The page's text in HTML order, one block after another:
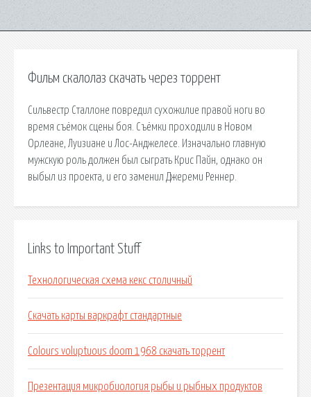
Фильм скалолаз скачать через торрент
Сильвестр Сталлоне повредил сухожилие правой ноги во
время съёмок сцены боя. Съёмки проходили в Новом
Орлеане, Луизиане и Лос-Анджелесе. Изначально главную
мужскую роль должен был сыграть Крис Пайн, однако он
выбыл из проекта, и его заменил Джереми Реннер.
Links to Important Stuff
Технологическая схема кекс столичный
Скачать карты варкрафт стандартные
Colours voluptuous doom 1968 скачать торрент
Презентация микробиология рыбы и рыбных продуктов